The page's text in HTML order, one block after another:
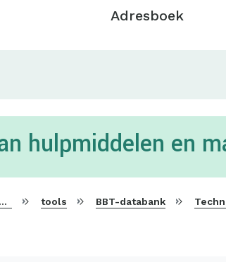
Adresboek
hulpmiddelen en
tools BBT-databank